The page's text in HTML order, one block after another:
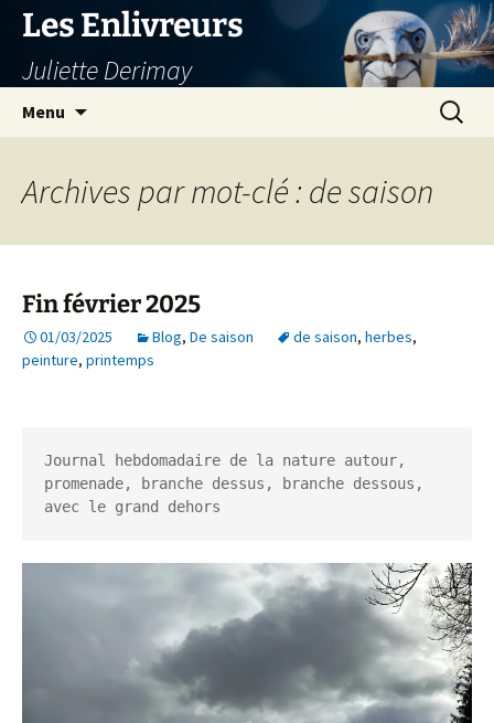
Aller
contenu
Les Enlivreurs
Juliette Derimay
Menu
Archives par mot-clé : de saison
Fin février 2025
01/03/2025 Blog, De saison de saison, herbes,
peinture, printemps
Journal hebdomadaire de la nature autour,
promenade, branche dessus, branche dessous,
avec le grand dehors